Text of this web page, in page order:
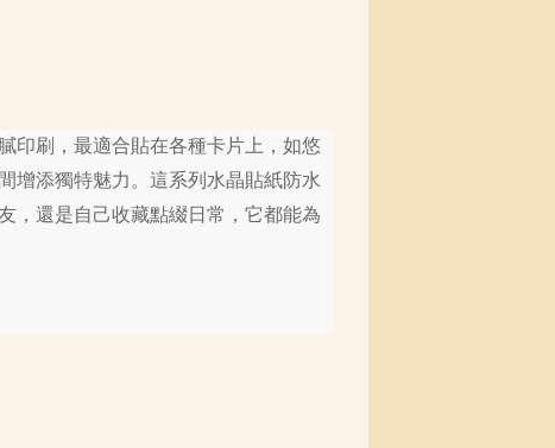
印刷，最適合貼在各種卡片上，如悠
增添獨特魅力。這系列水晶貼紙防水
，還是自己收藏點綴日常，它都能為